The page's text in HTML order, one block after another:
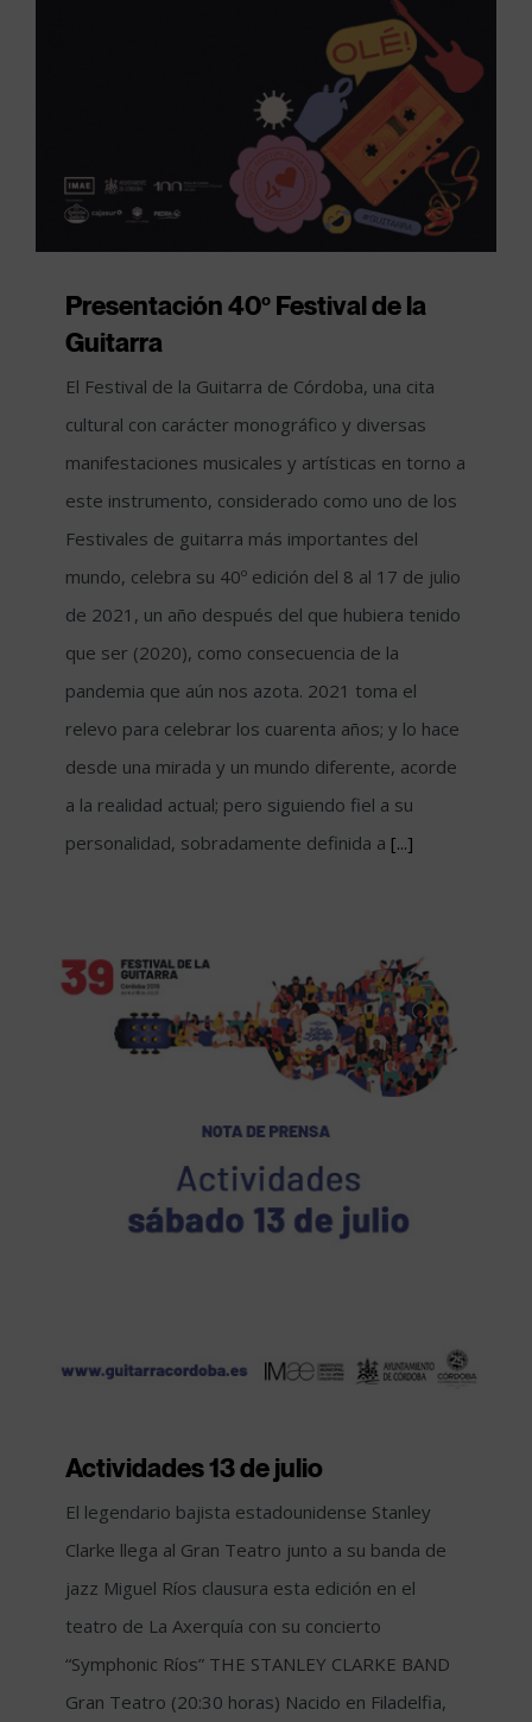
Presentación 40º Festival de la
Guitarra
El Festival de la Guitarra de Córdoba, una cita
cultural con carácter monográfico y diversas
manifestaciones musicales y artísticas en torno a
este instrumento, considerado como uno de los
Festivales de guitarra más importantes del
mundo, celebra su 40º edición del 8 al 17 de julio
de 2021, un año después del que hubiera tenido
que ser (2020), como consecuencia de la
pandemia que aún nos azota. 2021 toma el
relevo para celebrar los cuarenta años; y lo hace
desde una mirada y un mundo diferente, acorde
a la realidad actual; pero siguiendo fiel a su
personalidad, sobradamente definida a [...]
Actividades 13 de julio
El legendario bajista estadounidense Stanley
Clarke llega al Gran Teatro junto a su banda de
jazz Miguel Ríos clausura esta edición en el
teatro de La Axerquía con su concierto
“Symphonic Ríos” THE STANLEY CLARKE BAND
Gran Teatro (20:30 horas) Nacido en Filadelfia,